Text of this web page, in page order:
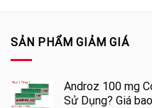
SẢN PHẨM GIẢM GIÁ
Androz 100 mg
Sử Dụng? Giá